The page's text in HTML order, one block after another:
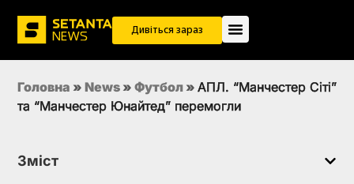
Дивіться зараз
Головна » News » Футбол » АПЛ. “Манчестер Сіті”
та “Манчестер Юнайтед” перемогли
Зміст